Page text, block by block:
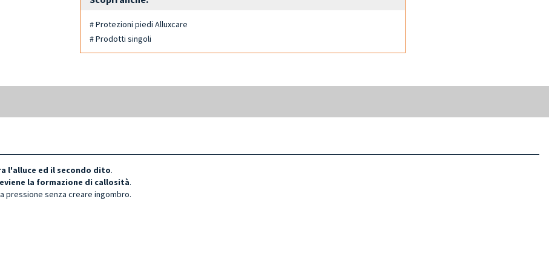
# Protezioni piedi Alluxcare
# Prodotti singoli
l'alluce ed il secondo dito.
la formazione di callosità.
pressione senza creare ingombro.